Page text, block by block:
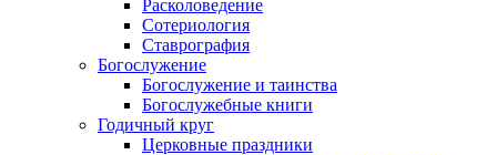
Расколоведение
Сотериология
Ставрография
Богослужение
Богослужение и таинства
Богослужебные книги
Годичный круг
Церковные праздники